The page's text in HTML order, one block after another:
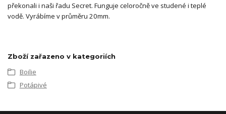
překonali i naši řadu Secret. Funguje celoročně ve studené i teplé
vodě. Vyrábíme v průměru 20mm.
Zboží zařazeno v kategoriích
Boilie
Potápivé